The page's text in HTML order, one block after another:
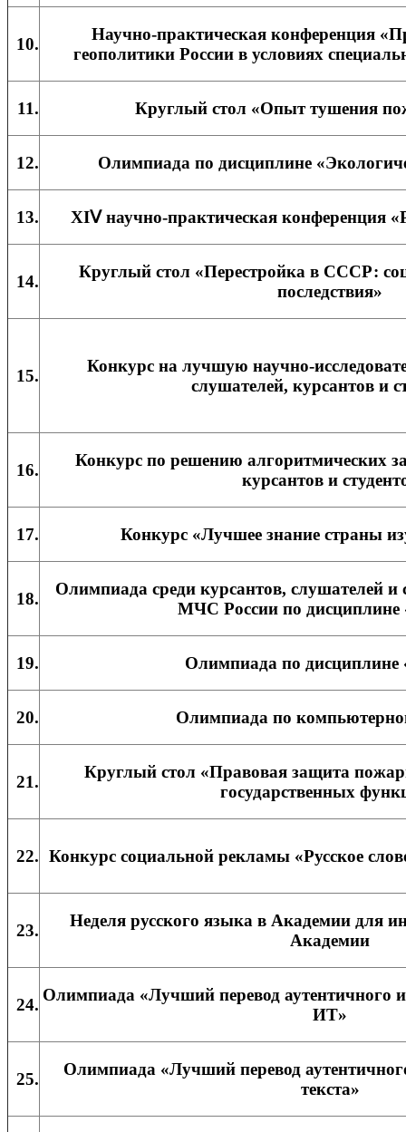
10.
Научно-практическая конференция
геополитики России в условиях
11. Круглый стол «Опыт тушения
12. Олимпиада по дисциплине
13. XIⅤ научно-практическая конференция
14.
Круглый стол «Перестройка в СССР:
последствия»
15.
Конкурс на лучшую научно-
слушателей, курсантов и
16.
Конкурс по решению алгоритмических
курсантов и
17. Конкурс «Лучшее знание страны
18.
Олимпиада среди курсантов, слушателей
МЧС России по дисциплине
19. Олимпиада по
20. Олимпиада по
21.
Круглый стол «Правовая защита
государственных
22. Конкурс социальной рекламы «Русское
23.
Неделя русского языка в Академии для
Академии
24.
Олимпиада «Лучший перевод аутентичного
ИТ»
25.
Олимпиада «Лучший перевод
текста»